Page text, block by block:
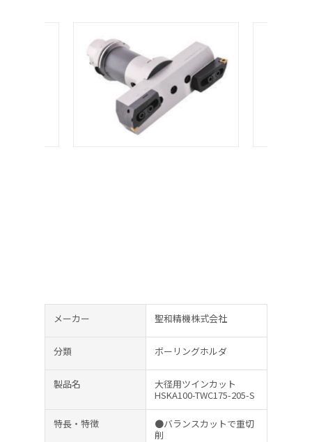
メーカー 聖和精機株式会社
分類 ボーリングホルダ
製品名
大径用ツインカット
HSKA100-TWC175-205-S
特長・特徴
●バランスカットで重切
削